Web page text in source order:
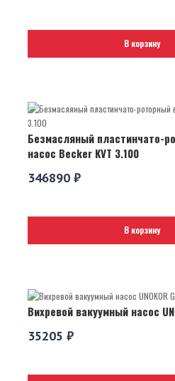
В корзину
Безмасляный пластинчато-
насос Becker KVT 3.100
346890 ₽
В корзину
Вихревой вакуумный насос
35205 ₽